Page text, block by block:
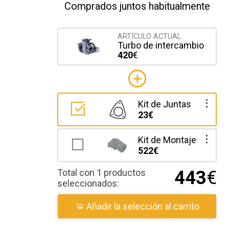
Comprados juntos habitualmente
ARTÍCULO ACTUAL
Turbo de intercambio
420€
Kit de Juntas
23€
Kit de Montaje
522€
Total con 1 productos
seleccionados:
443€
Añadir la selección al carrito